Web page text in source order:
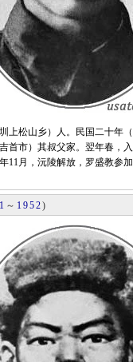
松山乡）人。民国二十年
首市）其叔父家。翌年春，
11月，沅陵解放，罗盛教参
～ 1952)